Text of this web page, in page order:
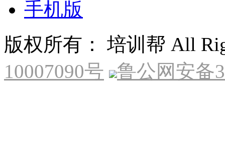
手机版
版权所有： 培训帮 All
10007090号
鲁公网安备